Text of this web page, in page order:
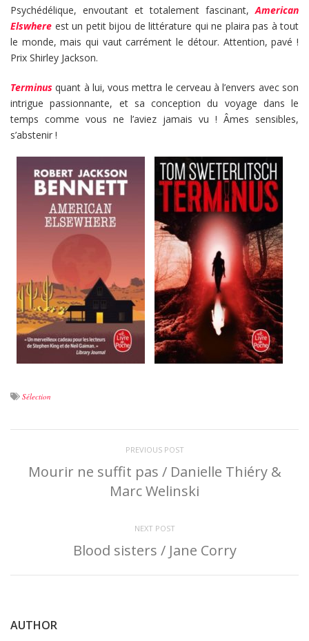
Psychédélique, envoutant et totalement fascinant,American
Elswhere est un petit bijou de littérature qui ne plaira pas à tout
le monde, mais qui vaut carrément le détour. Attention, pavé !
Prix Shirley Jackson.
Terminus quant à lui, vous mettra le cerveau à l’envers avec son
intrigue passionnante, et sa conception du voyage dans le
temps comme vous ne l’aviez jamais vu ! Âmes sensibles,
s’abstenir !
Sélection
PREVIOUS POST
Mourir ne suffit pas / Danielle Thiéry &
Marc Welinski
NEXT POST
Blood sisters / Jane Corry
AUTHOR